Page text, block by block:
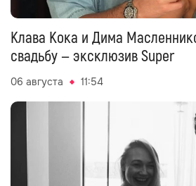
Клава Кока и Дима
свадьбу — эксклюзив Super
06 августа 11:54